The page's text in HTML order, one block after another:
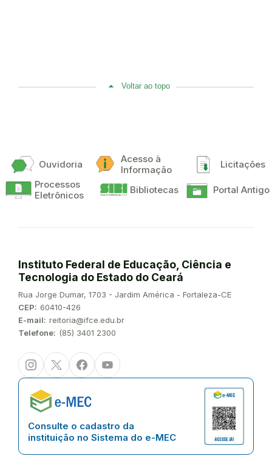
Voltar ao topo
Ouvidoria
Acesso à
Informação
Licitações
Processos
Eletrônicos
Bibliotecas Portal Antigo
Instituto Federal de Educação, Ciência e
Tecnologia do Estado do Ceará
Endereço:
Rua Jorge Dumar, 1703 - Jardim América - Fortaleza-CE
CEP: 60410-426
E-mail: reitoria@ifce.edu.br
Telefone: (85) 3401 2300
InstagramTwitter/XFacebookYoutube
Consulte o cadastro da
instituição no Sistema do e-MEC